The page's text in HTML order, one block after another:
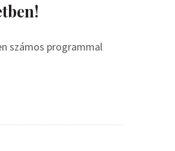
számos programmal